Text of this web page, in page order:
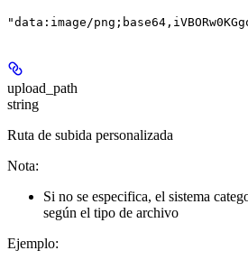
"data:image/
upload_path
string
Ruta de subida personalizada
Nota:
Si no se especifica, el sistema
según el tipo de archivo
Ejemplo: